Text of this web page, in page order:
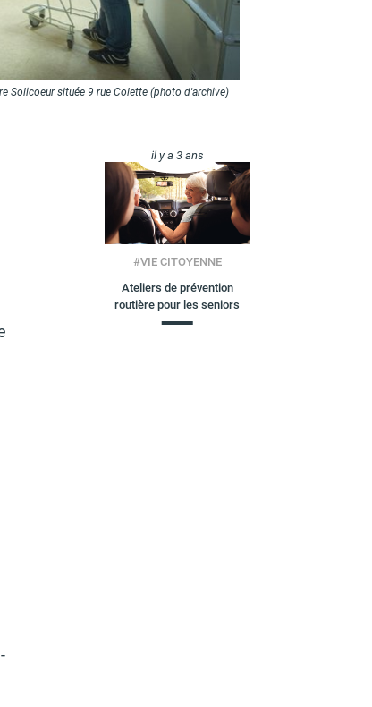
Solicoeur située 9 rue Colette (photo d'archive)
il y a 3 ans
#VIE CITOYENNE
Ateliers de prévention
routière pour les seniors